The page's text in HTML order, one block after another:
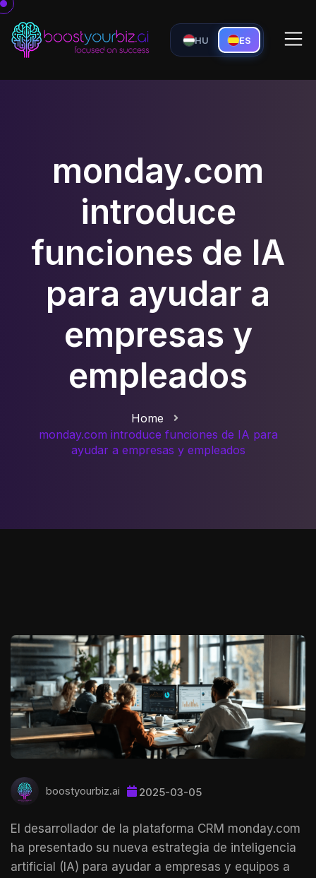
HU ES
monday.com
introduce
funciones de IA
para ayudar a
empresas y
empleados
Home
monday.com introduce funciones de IA para
ayudar a empresas y empleados
boostyourbiz.ai 2025-03-05
El desarrollador de la plataforma CRM monday.com
ha presentado su nueva estrategia de inteligencia
artificial (IA) para ayudar a empresas y equipos a